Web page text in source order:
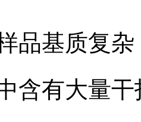
品基质复
含有大量